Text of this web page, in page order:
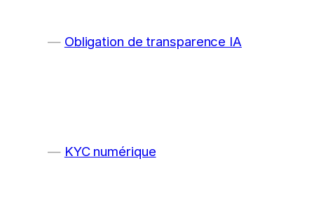
Obligation de transparence IA
KYC numérique